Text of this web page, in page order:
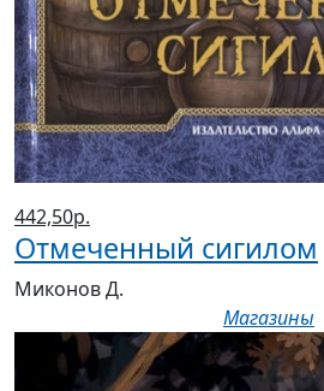
442,50р.
Отмеченный сигилом
Миконов Д.
Магазины